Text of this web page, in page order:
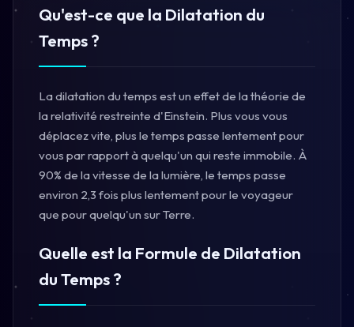
Qu'est-ce que la Dilatation du
Temps ?
La dilatation du temps est un effet de la théorie de
la relativité restreinte d'Einstein. Plus vous vous
déplacez vite, plus le temps passe lentement pour
vous par rapport à quelqu'un qui reste immobile. À
90% de la vitesse de la lumière, le temps passe
environ 2,3 fois plus lentement pour le voyageur
que pour quelqu'un sur Terre.
Quelle est la Formule de Dilatation
du Temps ?